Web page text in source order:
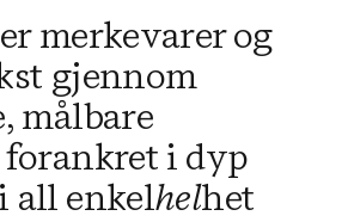
merkevarer og
gjennom
målbare
i dyp
enkelhelhet